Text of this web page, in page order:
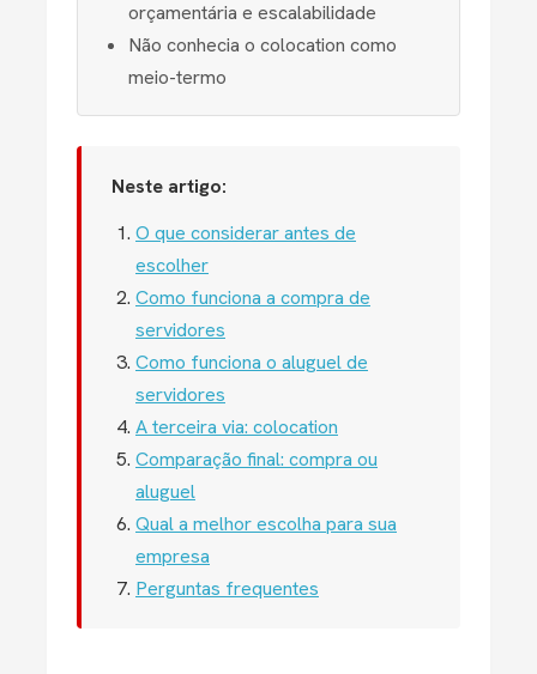
orçamentária e escalabilidade
Não conhecia o colocation como
meio-termo
Neste artigo:
O que considerar antes de
escolher
Como funciona a compra de
servidores
Como funciona o aluguel de
servidores
A terceira via: colocation
Comparação final: compra ou
aluguel
Qual a melhor escolha para sua
empresa
Perguntas frequentes